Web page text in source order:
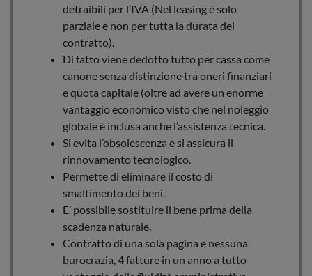
detraibili per l’IVA (Nel leasing è solo
parziale e non per tutta la durata del
contratto).
Di fatto viene dedotto tutto per cassa come
canone senza distinzione tra oneri finanziari
e quota capitale (oltre ad avere un enorme
vantaggio economico visto che nel noleggio
globale è inclusa anche l’assistenza tecnica.
Si evita l’obsolescenza e si assicura il
rinnovamento tecnologico.
Permette di eliminare il costo di
smaltimento dei beni.
E’ possibile sostituire il bene prima della
scadenza naturale.
Contratto di una sola pagina e nessuna
burocrazia, 4 fatture in un anno a tutto